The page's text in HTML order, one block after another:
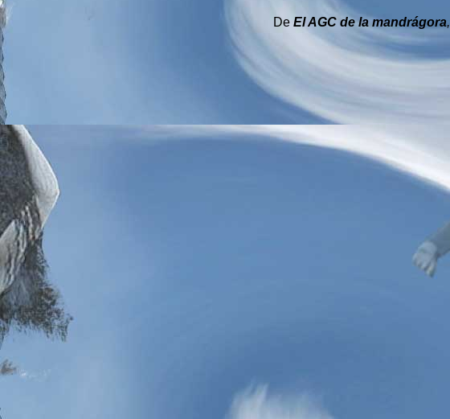
De El AGC de la mandrágora,